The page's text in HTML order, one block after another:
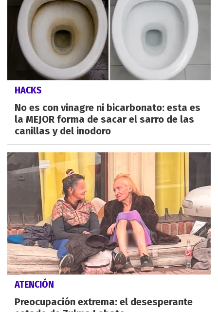
HACKS
No es con vinagre ni bicarbonato: esta es
la MEJOR forma de sacar el sarro de las
canillas y del inodoro
ATENCIÓN
Preocupación extrema: el desesperante